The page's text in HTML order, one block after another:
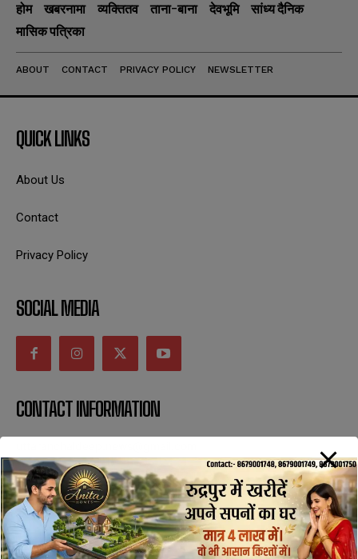
होम खबरनामा व्यक्तितव ताना-बाना देवभूमि
सांध्य दैनिक
मासिक पत्रिका
ABOUT CONTACT PRIVACY POLICY NEWSLETTER
QUICK LINKS
About Us
Contact
Privacy Policy
SOCIAL MEDIA
CONTACT INFORMATION
SUBSCRIBE NOW